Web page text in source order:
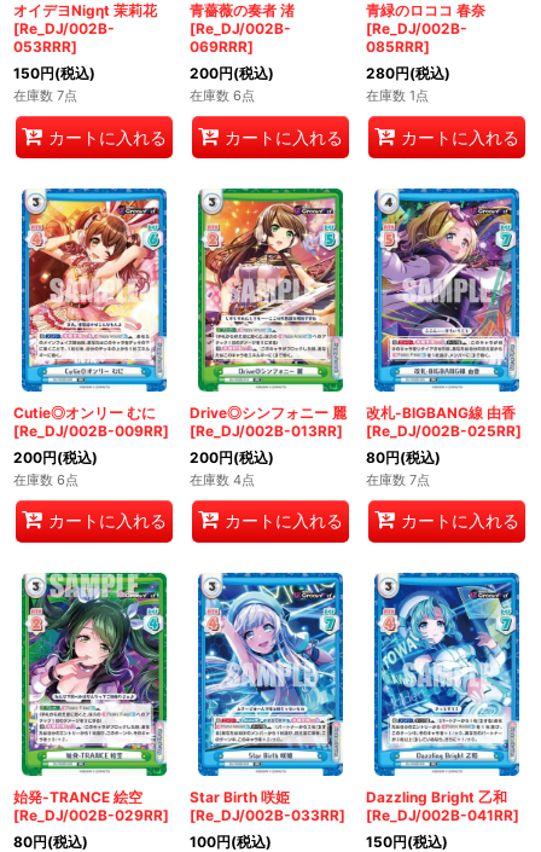
オイデヨNigηt 茉莉花
[Re_DJ/002B-
053RRR]
150円(税込)
在庫数 7点
カートに入れる
青薔薇の奏者 渚
[Re_DJ/002B-
069RRR]
200円(税込)
在庫数 6点
カートに入れる
青緑のロココ 春奈
[Re_DJ/002B-
085RRR]
280円(税込)
在庫数 1点
カートに入れる
Cutie◎オンリー むに
[Re_DJ/002B-009RR]
200円(税込)
在庫数 6点
カートに入れる
Drive◎シンフォニー 麗
[Re_DJ/002B-013RR]
200円(税込)
在庫数 4点
カートに入れる
改札-BIGBANG線 由香
[Re_DJ/002B-025RR]
80円(税込)
在庫数 7点
カートに入れる
始発-TRANCE 絵空
[Re_DJ/002B-029RR]
80円(税込)
Star Birth 咲姫
[Re_DJ/002B-033RR]
100円(税込)
Dazzling Bright 乙和
[Re_DJ/002B-041RR]
150円(税込)